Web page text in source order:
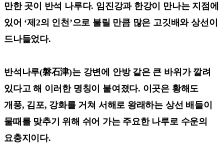
만한 곳이 반석 나루다. 임진강과 한강이 만나는 지점에
있어 ‘제2의 인천’으로 불릴 만큼 많은 고깃배와 상선이
드나들었다.
반석나루(磐石津)는 강변에 안방 같은 큰 바위가 깔려
있다고 해 이러한 명칭이 붙여졌다. 이곳은 황해도
개풍, 김포, 강화를 거쳐 서해로 왕래하는 상선 배들이
물때를 맞추기 위해 쉬어 가는 주요한 나루로 수운의
요충지이다.